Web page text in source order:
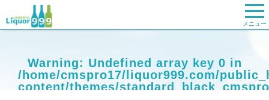
メニュー
Warning: Undefined array key 0 in
/home/cmspro17/liquor999.com/
content/themes/